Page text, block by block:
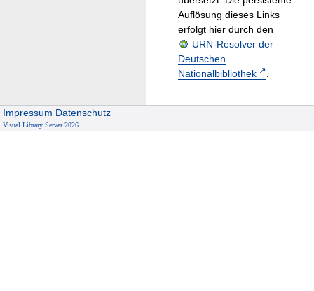
Auflösung dieses Links
erfolgt hier durch den
URN-Resolver der
Deutschen
Nationalbibliothek
.
Impressum Datenschutz
Visual Library Server 2026